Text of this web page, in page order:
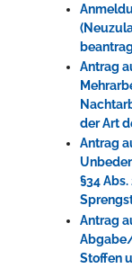
Antrag
der Art
Antrag
§34
Antrag
Stoffen